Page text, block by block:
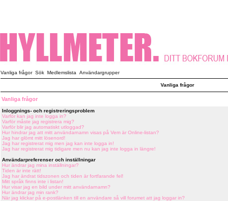
Vanliga frågor Sök Medlemslista Användargrupper
Vanliga frågor
Vanliga frågor
Inloggnings- och registreringsproblem
Varför kan jag inte logga in?
Varför måste jag registrera mig?
Varför blir jag automatiskt utloggad?
Hur hindrar jag att mitt användarnamn visas på Vem är Online-listan?
Jag har glömt mitt lösenord!
Jag har registrerat mig men jag kan inte logga in!
Jag har registrerat mig tidigare men nu kan jag inte logga in längre!
Användarpreferenser och inställningar
Hur ändrar jag mina inställningar?
Tiden är inte rätt!
Jag har ändrat tidszonen och tiden är fortfarande fel!
Mitt språk finns inte i listan!
Hur visar jag en bild under mitt användarnamn?
Hur ändrar jag min rank?
När jag klickar på e-postlänken till en användare så vill forumet att jag loggar in?